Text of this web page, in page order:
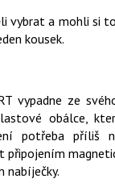
vybrat a mohli si
kousek.
vypadne ze
obálce,
potřeba příliš
nabíječky.